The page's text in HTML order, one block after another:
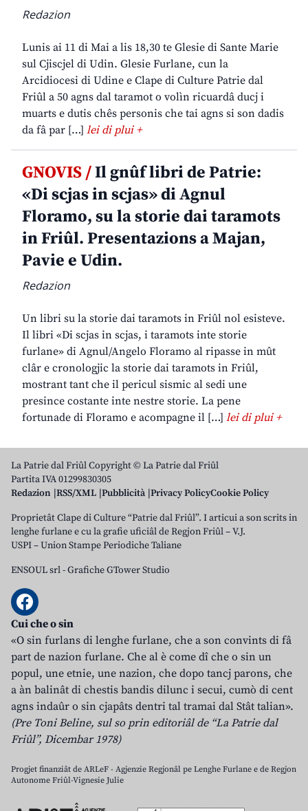
Redazion
Lunis ai 11 di Mai a lis 18,30 te Glesie di Sante Marie
sul Cjiscjel di Udin. Glesie Furlane, cun la
Arcidiocesi di Udine e Clape di Culture Patrie dal
Friûl a 50 agns dal taramot o volìn ricuardâ ducj i
muarts e dutis chês personis che tai agns si son dadis
da fâ par […] lei di plui +
GNOVIS /Il gnûf libri de Patrie:
«Di scjas in scjas» di Agnul
Floramo, su la storie dai taramots
in Friûl. Presentazions a Majan,
Pavie e Udin.
Redazion
Un libri su la storie dai taramots in Friûl nol esisteve.
Il libri «Di scjas in scjas, i taramots inte storie
furlane» di Agnul/Angelo Floramo al ripasse in mût
clâr e cronologjic la storie dai taramots in Friûl,
mostrant tant che il pericul sismic al sedi une
presince costante inte nestre storie. La pene
fortunade di Floramo e acompagne il […] lei di plui +
La Patrie dal Friûl Copyright © La Patrie dal Friûl
Partita IVA 01299830305
Redazion RSS/XML Pubblicità Privacy PolicyCookie Policy
Proprietât Clape di Culture “Patrie dal Friûl”. I articui a son scrits in
lenghe furlane e cu la grafie uficiâl de Regjon Friûl – V.J.
USPI – Union Stampe Periodiche Taliane
ENSOUL srl-Grafiche GTower Studio
Cui che o sin
«O sin furlans di lenghe furlane, che a son convints di fâ
part de nazion furlane. Che al è come dî che o sin un
popul, une etnie, une nazion, che dopo tancj parons, che
a àn balinât di chestis bandis dilunc i secui, cumò di cent
agns indaûr o sin cjapâts dentri tal tramai dal Stât talian».
(Pre Toni Beline, sul so prin editoriâl de “La Patrie dal
Friûl”, Dicembar 1978)
Progjet finanziât de ARLeF - Agjenzie Regjonâl pe Lenghe Furlane e de Regjon
Autonome Friûl-Vignesie Julie